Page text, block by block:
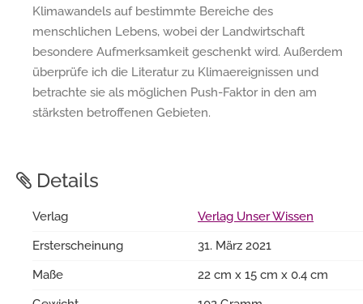
Klimawandels auf bestimmte Bereiche des
menschlichen Lebens, wobei der Landwirtschaft
besondere Aufmerksamkeit geschenkt wird. Außerdem
überprüfe ich die Literatur zu Klimaereignissen und
betrachte sie als möglichen Push-Faktor in den am
stärksten betroffenen Gebieten.
Details
Verlag
Verlag Unser Wissen
Ersterscheinung
31. März 2021
Maße
22 cm x 15 cm x 0.4 cm